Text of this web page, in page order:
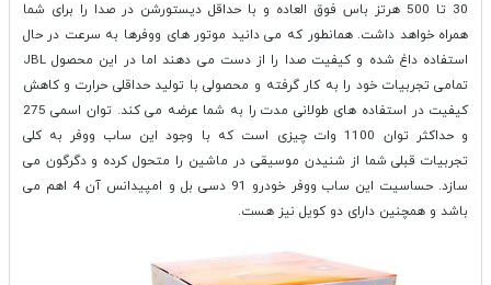
30 تا 500 هرتز باس فوق العاده و با حداقل دیستورشن در صدا را برای شما
همراه خواهد داشت. همانطور که می دانید موتور های ووفرها به سرعت در حال
استفاده داغ شده و کیفیت صدا را از دست می دهند اما در این محصول JBL
تمامی تجربیات خود را به کار گرفته و محصولی با تولید حداقلی حرارت و کاهش
کیفیت در استفاده های طولانی مدت را به شما عرضه می کند. توان اسمی 275
و حداکثر توان 1100 وات چیزی است که با وجود این ساب ووفر به کلی
تجربیات قبلی شما از شنیدن موسیقی در ماشین را متحول کرده و دگرگون می
سازد. حساسیت این ساب ووفر خودرو 91 دسی بل و امپیدانس آن 4 اهم می
باشد و همچنین دارای دو کویل نیز هست.